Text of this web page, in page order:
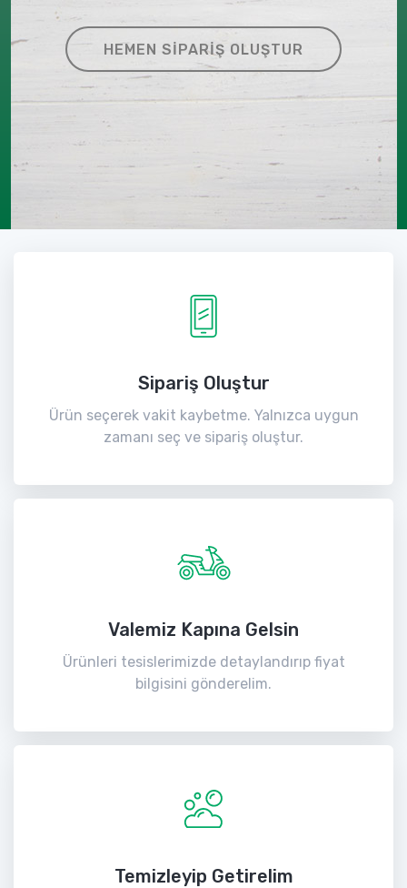
HEMEN SIPARIŞ OLUŞTUR
Sipariş Oluştur
Ürün seçerek vakit kaybetme. Yalnızca uygun
zamanı seç ve sipariş oluştur.
Valemiz Kapına Gelsin
Ürünleri tesislerimizde detaylandırıp fiyat
bilgisini gönderelim.
Temizleyip Getirelim